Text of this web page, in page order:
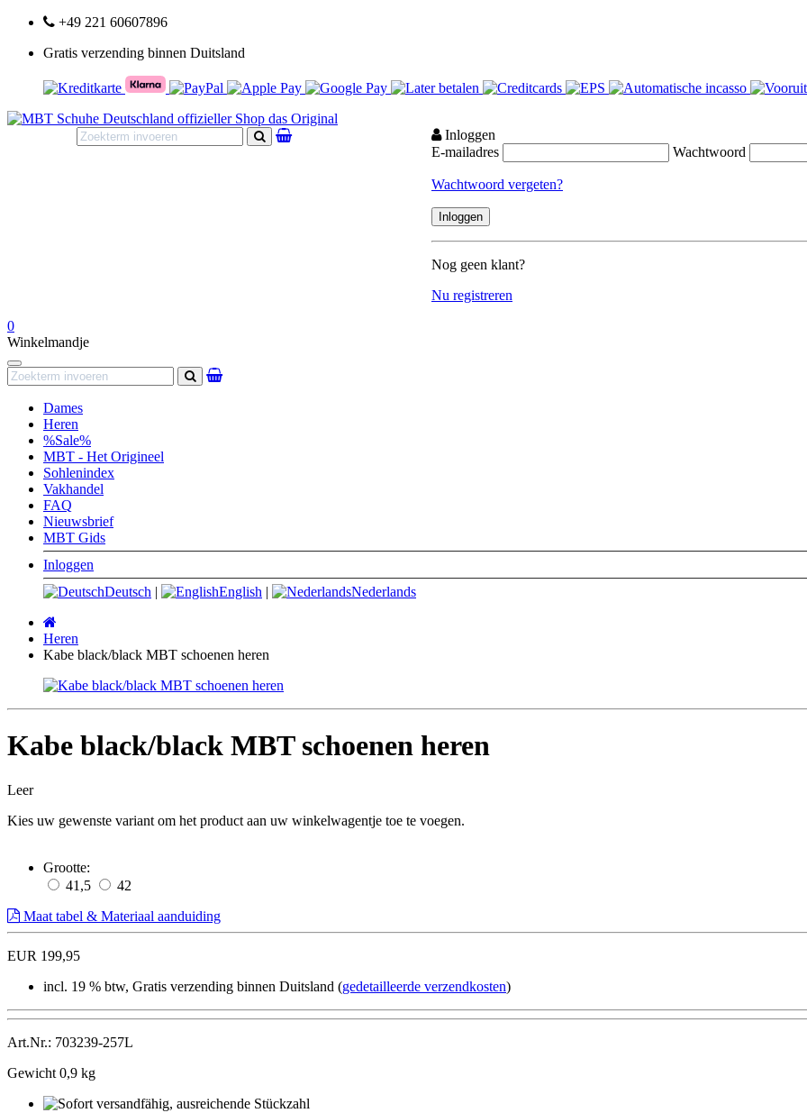
+49 221 60607896
Gratis verzending binnen Duitsland
Zoeken
Inloggen
E-mailadres
Wachtwoord
Wachtwoord vergeten?
Nog geen klant?
Nu registreren
0
Winkelmandje
Navigation
Zoeken
Dames
Heren
%Sale%
MBT - Het Origineel
Sohlenindex
Vakhandel
FAQ
Nieuwsbrief
MBT Gids
Inloggen
Deutsch | English |
Nederlands
Heren
Kabe black/black MBT schoenen heren
Kabe black/black MBT schoenen heren
Leer
Kies uw gewenste variant om het product aan uw winkelwagentje toe te voegen.
Grootte:
41,5
42
Maat tabel & Materiaal aanduiding
EUR 199,95
incl. 19 % btw, Gratis verzending binnen Duitsland (gedetailleerde verzendkosten)
Art.Nr.: 703239-257L
Gewicht 0,9 kg